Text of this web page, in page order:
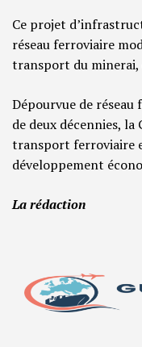
Ce projet
réseau ferroviaire
transport du minerai,
Dépourvue de
de deux décennies,
transport ferroviaire
développement
La rédaction